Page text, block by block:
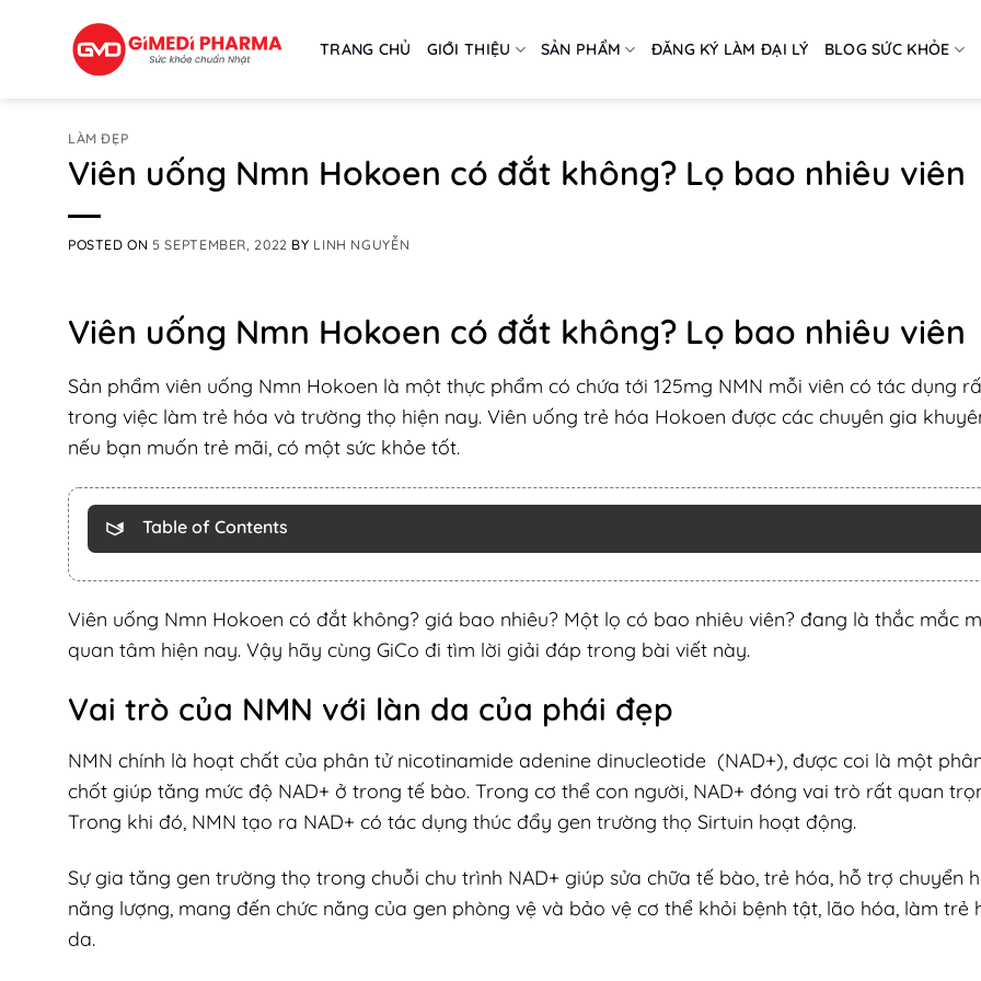
TRANG CHỦ GIỚI THIỆU SẢN PHẨM ĐĂNG KÝ LÀM ĐẠI LÝ BLOG SỨC KHỎE
LÀM ĐẸP
Viên uống Nmn Hokoen có đắt không? Lọ bao nhiêu viên
POSTED ON 5 SEPTEMBER, 2022 BY LINH NGUYỄN
Viên uống Nmn Hokoen có đắt không? Lọ bao nhiêu viên
Sản phẩm viên uống Nmn Hokoen là một thực phẩm có chứa tới 125mg NMN mỗi viên có tác dụng
trong việc làm trẻ hóa và trường thọ hiện nay. Viên uống trẻ hóa Hokoen được các chuyên gia
nếu bạn muốn trẻ mãi, có một sức khỏe tốt.
Table of Contents
Viên uống Nmn Hokoen có đắt không? giá bao nhiêu? Một lọ có bao nhiêu viên? đang là thắc mắc
quan tâm hiện nay. Vậy hãy cùng GiCo đi tìm lời giải đáp trong bài viết này.
Vai trò của NMN với làn da của phái đẹp
NMN chính là hoạt chất của phân tử nicotinamide adenine dinucleotide (NAD+), được coi là một
chốt giúp tăng mức độ NAD+ ở trong tế bào. Trong cơ thể con người, NAD+ đóng vai trò rất quan
Trong khi đó, NMN tạo ra NAD+ có tác dụng thúc đẩy gen trường thọ Sirtuin hoạt động.
Sự gia tăng gen trường thọ trong chuỗi chu trình NAD+ giúp sửa chữa tế bào, trẻ hóa, hỗ trợ chuyển
năng lượng, mang đến chức năng của gen phòng vệ và bảo vệ cơ thể khỏi bệnh tật, lão hóa, làm trẻ
da.